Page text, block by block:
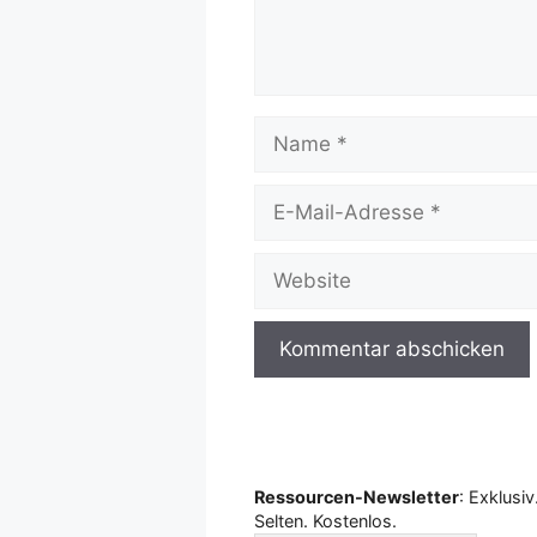
Mail-
Ressourcen-Newsletter: Exklusiv.
Selten. Kostenlos.